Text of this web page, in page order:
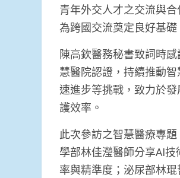
青年外交人才之交流與
為跨國交流奠定良好基礎
陳高欽醫務秘書致詞時
慧醫院認證，持續推動
速進步等挑戰，致力於
護效率。
此次參訪之智慧醫療專
學部林佳瀅醫師分享AI
率與精準度；泌尿部林